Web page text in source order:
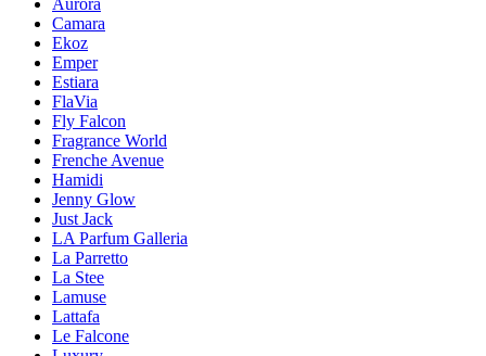
Aurora
Camara
Ekoz
Emper
Estiara
FlaVia
Fly Falcon
Fragrance World
Frenche Avenue
Hamidi
Jenny Glow
Just Jack
LA Parfum Galleria
La Parretto
La Stee
Lamuse
Lattafa
Le Falcone